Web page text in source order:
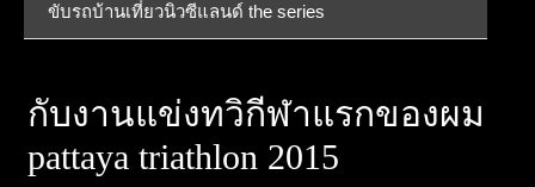
ขับรถบ้านเที่ยวนิวซีแลนด์ the series
กับงานแข่งทวิกีฬาแรกของผม
pattaya triathlon 2015